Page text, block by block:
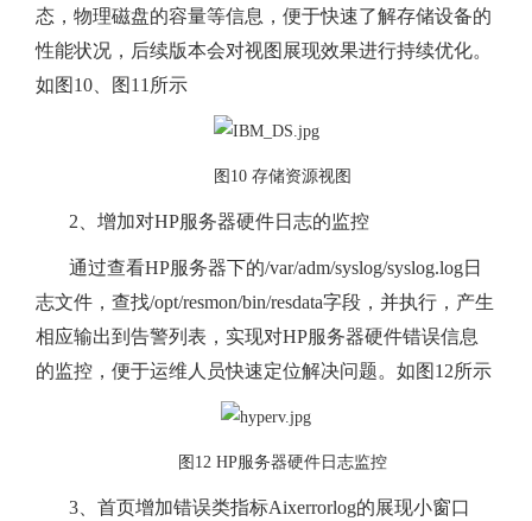
态，物理磁盘的容量等信息，便于快速了解存储设备的
性能状况，后续版本会对视图展现效果进行持续优化。
如图10、图11所示
图10 存储资源视图
2、增加对HP服务器硬件日志的监控
通过查看HP服务器下的/var/adm/syslog/syslog.log日
志文件，查找/opt/resmon/bin/resdata字段，并执行，产生
相应输出到告警列表，实现对HP服务器硬件错误信息
的监控，便于运维人员快速定位解决问题。如图12所示
图12 HP服务器硬件日志监控
3、首页增加错误类指标Aixerrorlog的展现小窗口